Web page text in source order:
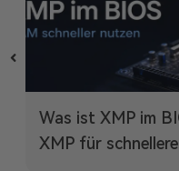
Was ist XMP im
XMP für